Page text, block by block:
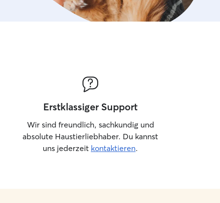
Erstklassiger Support
Wir sind freundlich, sachkundig und
absolute Haustierliebhaber. Du kannst
uns jederzeit kontaktieren.